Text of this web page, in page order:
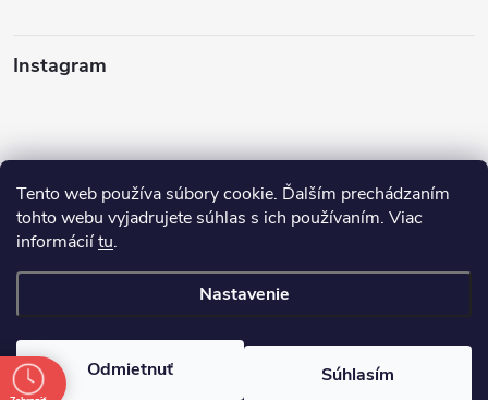
Tento web používa súbory cookie. Ďalším prechádzaním
tohto webu vyjadrujete súhlas s ich používaním. Viac
informáciítu.
Nastavenie
Odmietnuť Súhlasím
Instagram
Sledovať na Instagrame
Ako nakupovať
FINERY I darčeky. Všetky práva vyhradené.